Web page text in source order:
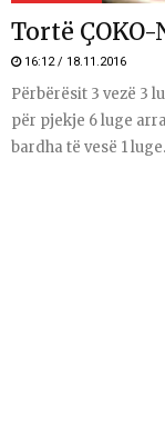
Tortë ÇOKO-
16:12 / 18.11.2016
Përbërësit 3 vezë 3
për pjekje 6 luge
bardha të vesë 1